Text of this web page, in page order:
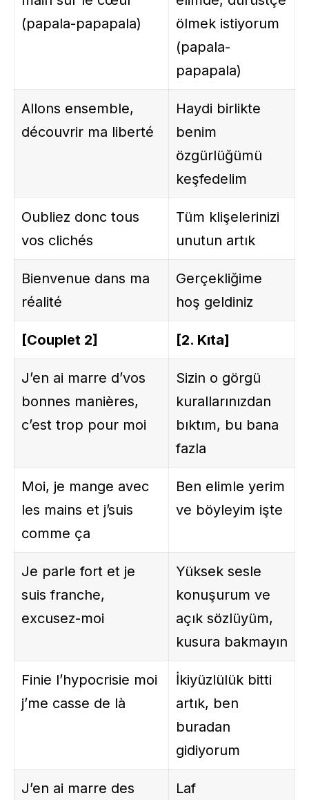
(papala-papapala)
ölmek istiyorum
(papala-
papapala)
Allons ensemble,
découvrir ma liberté
Haydi birlikte
benim
özgürlüğümü
keşfedelim
Oubliez donc tous
vos clichés
Tüm klişelerinizi
unutun artık
Bienvenue dans ma
réalité
Gerçekliğime
hoş geldiniz
[Couplet 2] [2. Kıta]
J’en ai marre d’vos
bonnes manières,
c’est trop pour moi
Sizin o görgü
kurallarınızdan
bıktım, bu bana
fazla
Moi, je mange avec
les mains et j’suis
comme ça
Ben elimle yerim
ve böyleyim işte
Je parle fort et je
suis franche,
excusez-moi
Yüksek sesle
konuşurum ve
açık sözlüyüm,
kusura bakmayın
Finie l’hypocrisie moi
j’me casse de là
İkiyüzlülük bitti
artık, ben
buradan
gidiyorum
J’en ai marre des
Laf